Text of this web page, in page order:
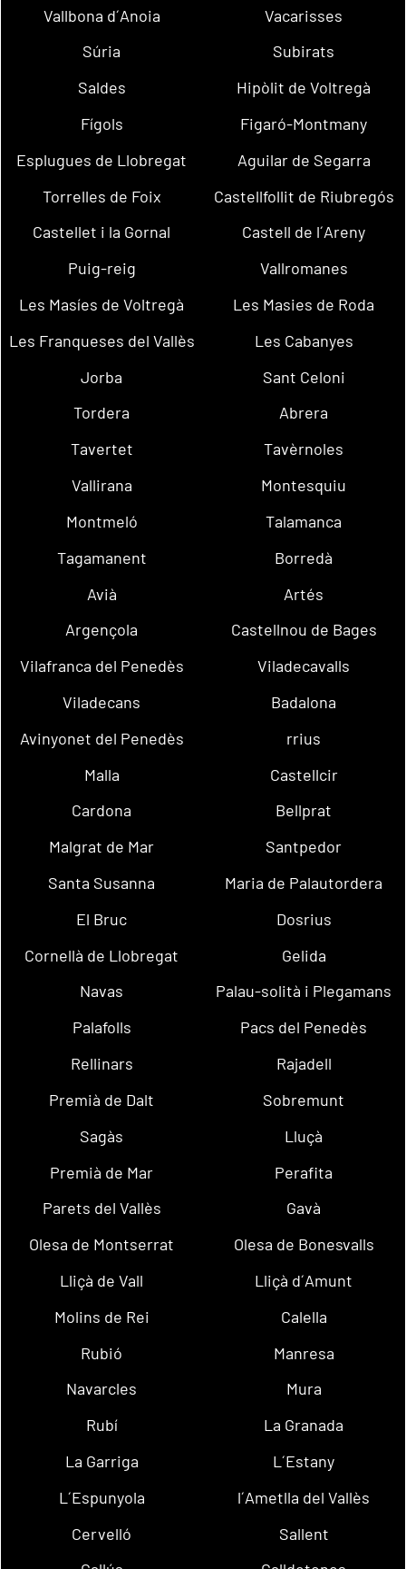
Vallbona d´Anoia
Vacarisses
Súria
Subirats
Saldes
Hipòlit de Voltregà
Fígols
Figaró-Montmany
Esplugues de Llobregat
Aguilar de Segarra
Torrelles de Foix
Castellfollit de Riubregós
Castellet i la Gornal
Castell de l´Areny
Puig-reig
Vallromanes
Les Masíes de Voltregà
Les Masies de Roda
Les Franqueses del Vallès
Les Cabanyes
Jorba
Sant Celoni
Tordera
Abrera
Tavertet
Tavèrnoles
Vallirana
Montesquiu
Montmeló
Talamanca
Tagamanent
Borredà
Avià
Artés
Argençola
Castellnou de Bages
Vilafranca del Penedès
Viladecavalls
Viladecans
Badalona
Avinyonet del Penedès
rrius
Malla
Castellcir
Cardona
Bellprat
Malgrat de Mar
Santpedor
Santa Susanna
Maria de Palautordera
El Bruc
Dosrius
Cornellà de Llobregat
Gelida
Navas
Palau-solità i Plegamans
Palafolls
Pacs del Penedès
Rellinars
Rajadell
Premià de Dalt
Sobremunt
Sagàs
Lluçà
Premià de Mar
Perafita
Parets del Vallès
Gavà
Olesa de Montserrat
Olesa de Bonesvalls
Lliçà de Vall
Lliçà d´Amunt
Molins de Rei
Calella
Rubió
Manresa
Navarcles
Mura
Rubí
La Granada
La Garriga
L´Estany
L´Espunyola
l´Ametlla del Vallès
Cervelló
Sallent